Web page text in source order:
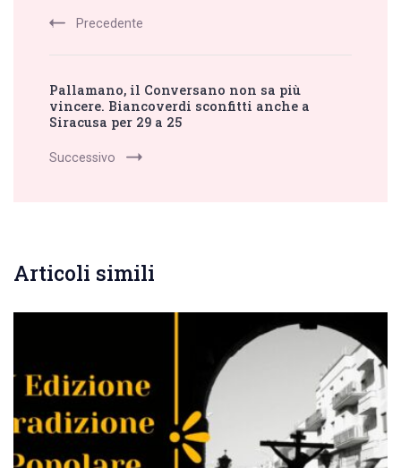
Precedente
Pallamano, il Conversano non sa più
vincere. Biancoverdi sconfitti anche a
Siracusa per 29 a 25
Successivo
Articoli simili